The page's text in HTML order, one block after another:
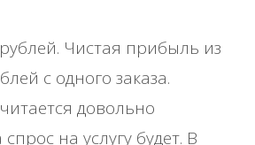
Чистая прибыль из
с одного заказа.
довольно
на услугу будет. В